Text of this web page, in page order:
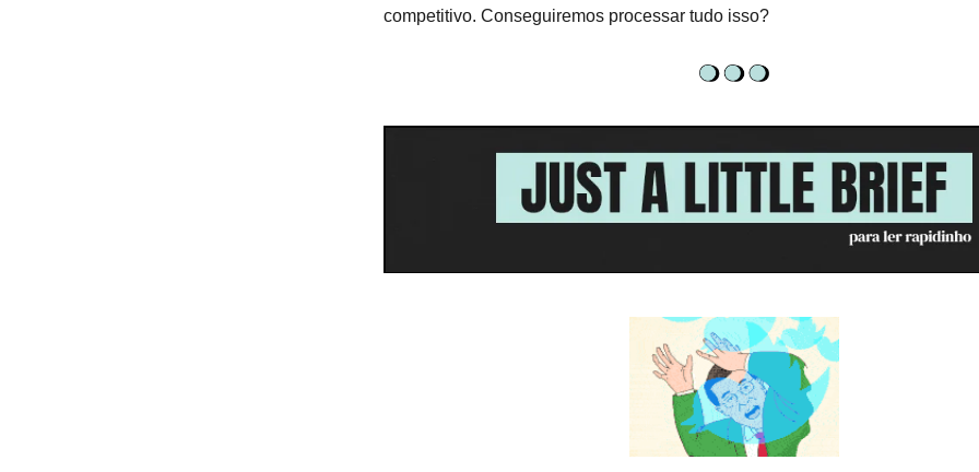
competitivo. Conseguiremos processar tudo isso?